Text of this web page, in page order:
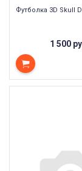
Футболка 3D Skull
1 500